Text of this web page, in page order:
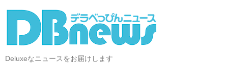
Deluxeなニュースをお届けします